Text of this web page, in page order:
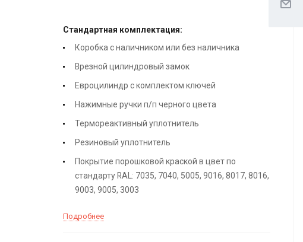
Стандартная комплектация:
Коробка с наличником или без наличника
Врезной цилиндровый замок
Евроцилиндр с комплектом ключей
Нажимные ручки п/п черного цвета
Термореактивный уплотнитель
Резиновый уплотнитель
Покрытие порошковой краской в цвет по
стандарту RAL: 7035, 7040, 5005, 9016, 8017, 8016,
9003, 9005, 3003
Подробнее